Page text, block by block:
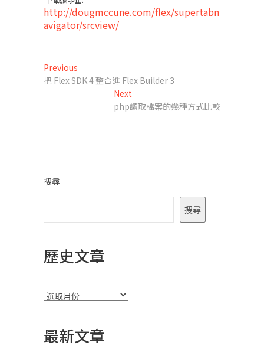
http://dougmccune.com/flex/supertabn
avigator/srcview/
文
章
Previous
post:
把 Flex SDK 4 整合進 Flex Builder 3
Next
post:
php讀取檔案的幾種方式比較
搜尋
搜尋
歷史文章
彙
最新文章